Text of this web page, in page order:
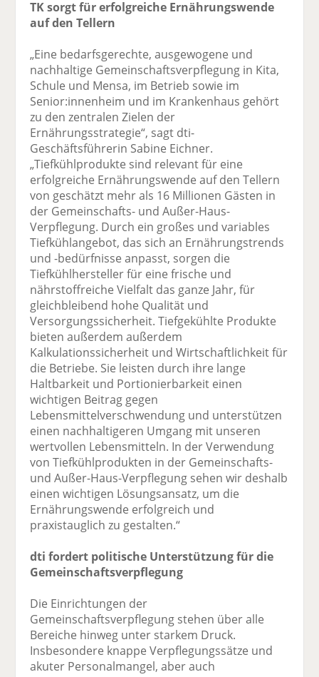
TK sorgt für erfolgreiche Ernährungswende
auf den Tellern
„Eine bedarfsgerechte, ausgewogene und
nachhaltige Gemeinschaftsverpflegung in Kita,
Schule und Mensa, im Betrieb sowie im
Senior:innenheim und im Krankenhaus gehört
zu den zentralen Zielen der
Ernährungsstrategie“, sagt dti-
Geschäftsführerin Sabine Eichner.
„Tiefkühlprodukte sind relevant für eine
erfolgreiche Ernährungswende auf den Tellern
von geschätzt mehr als 16 Millionen Gästen in
der Gemeinschafts- und Außer-Haus-
Verpflegung. Durch ein großes und variables
Tiefkühlangebot, das sich an Ernährungstrends
und -bedürfnisse anpasst, sorgen die
Tiefkühlhersteller für eine frische und
nährstoffreiche Vielfalt das ganze Jahr, für
gleichbleibend hohe Qualität und
Versorgungssicherheit. Tiefgekühlte Produkte
bieten außerdem außerdem
Kalkulationssicherheit und Wirtschaftlichkeit für
die Betriebe. Sie leisten durch ihre lange
Haltbarkeit und Portionierbarkeit einen
wichtigen Beitrag gegen
Lebensmittelverschwendung und unterstützen
einen nachhaltigeren Umgang mit unseren
wertvollen Lebensmitteln. In der Verwendung
von Tiefkühlprodukten in der Gemeinschafts-
und Außer-Haus-Verpflegung sehen wir deshalb
einen wichtigen Lösungsansatz, um die
Ernährungswende erfolgreich und
praxistauglich zu gestalten.“
dti fordert politische Unterstützung für die
Gemeinschaftsverpflegung
Die Einrichtungen der
Gemeinschaftsverpflegung stehen über alle
Bereiche hinweg unter starkem Druck.
Insbesondere knappe Verpflegungssätze und
akuter Personalmangel, aber auch